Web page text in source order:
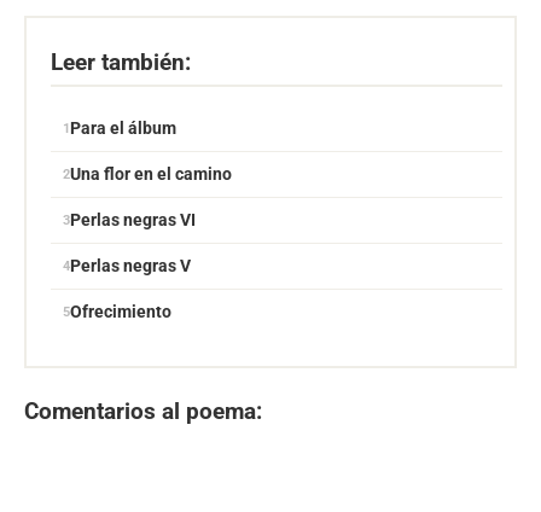
Leer también:
Para el álbum
Una flor en el camino
Perlas negras VI
Perlas negras V
Ofrecimiento
Comentarios al poema: